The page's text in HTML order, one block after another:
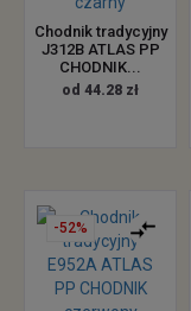
Chodnik tradycyjny
J312B ATLAS PP
CHODNIK...
od 44.28 zł
-52%